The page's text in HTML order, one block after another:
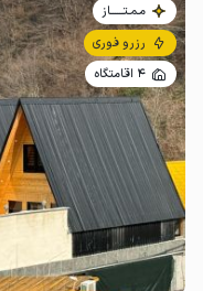
مـمـتــــــاز
رزرو فوری
4 اقامتگاه